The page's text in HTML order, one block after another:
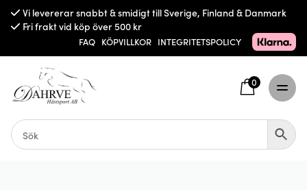
Vi levererar snabbt & smidigt till Sverige, Finland & Danmark
Fri frakt vid köp över 500 kr
FAQ KÖPVILLKOR INTEGRITETSPOLICY
0